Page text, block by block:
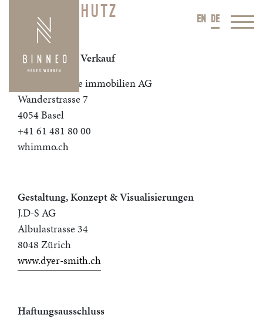
EN DE
DATENSCHUTZ
Beratung und Verkauf
welcome home immobilien AG
Wanderstrasse 7
4054 Basel
+41 61 481 80 00
whimmo.ch
Gestaltung, Konzept & Visualisierungen
J.D-S AG
Albulastrasse 34
8048 Zürich
www.dyer-smith.ch
Haftungsausschluss